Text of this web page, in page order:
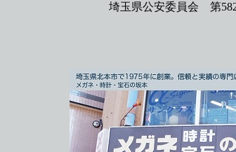
埼玉県公安委員会 第